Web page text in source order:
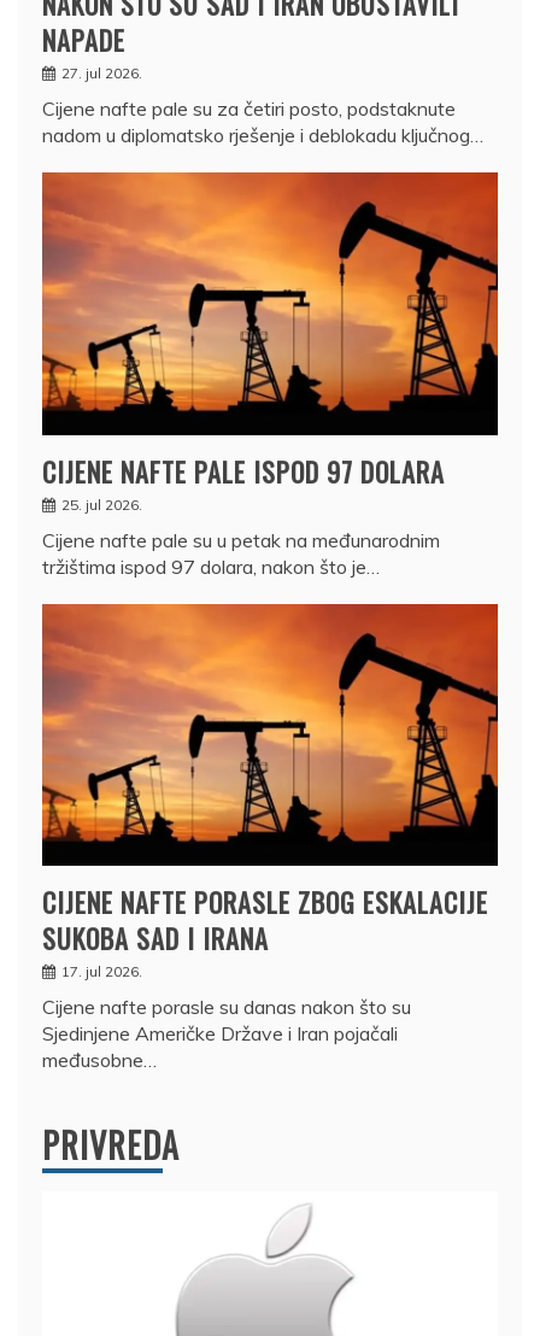
NAPADE
27. jul 2026.
Cijene nafte pale su za četiri posto, podstaknute
nadom u diplomatsko rješenje i deblokadu ključnog…
CIJENE NAFTE PALE ISPOD 97 DOLARA
25. jul 2026.
Cijene nafte pale su u petak na međunarodnim
tržištima ispod 97 dolara, nakon što je…
CIJENE NAFTE PORASLE ZBOG ESKALACIJE
SUKOBA SAD I IRANA
17. jul 2026.
Cijene nafte porasle su danas nakon što su
Sjedinjene Američke Države i Iran pojačali
međusobne…
PRIVREDA